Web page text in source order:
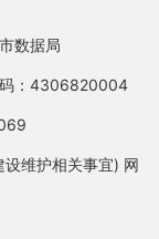
数据局
：4306820004
维护相关事宜) 网